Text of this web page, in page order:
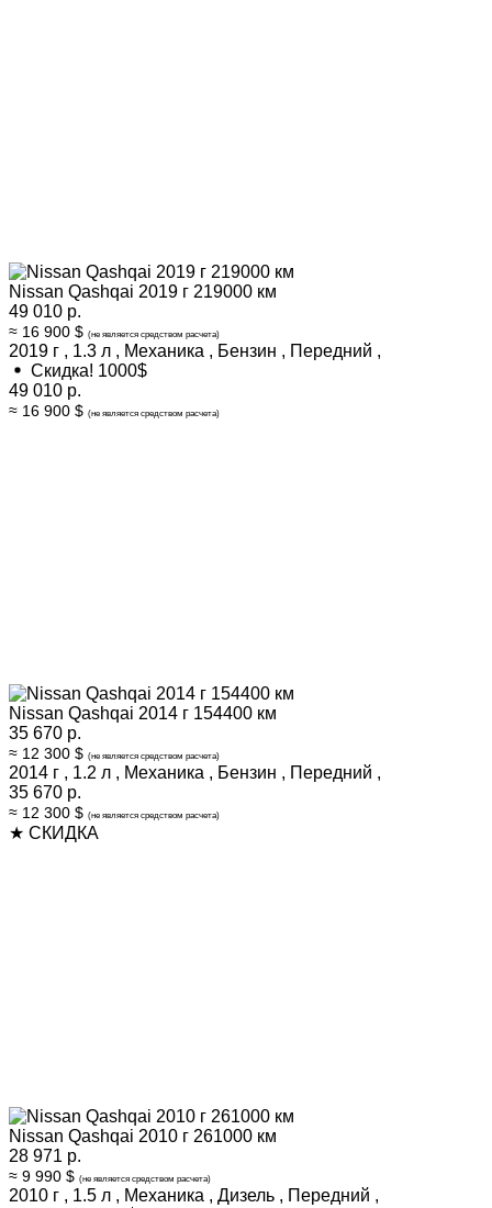
Nissan Qashqai 2019 г 219000 км
49 010 р.
≈ 16 900 $ (не является средством расчета)
2019 г , 1.3 л , Механика , Бензин , Передний ,
Скидка! 1000$
49 010 р.
≈ 16 900 $ (не является средством расчета)
Nissan Qashqai 2014 г 154400 км
35 670 р.
≈ 12 300 $ (не является средством расчета)
2014 г , 1.2 л , Механика , Бензин , Передний ,
35 670 р.
≈ 12 300 $ (не является средством расчета)
★ СКИДКА
Nissan Qashqai 2010 г 261000 км
28 971 р.
≈ 9 990 $ (не является средством расчета)
2010 г , 1.5 л , Механика , Дизель , Передний ,